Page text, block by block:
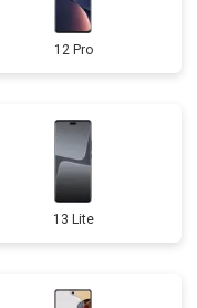
12 Pro
13 Lite